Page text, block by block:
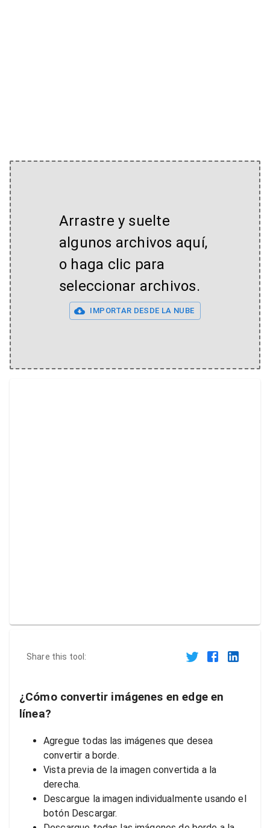
Arrastre y suelte
algunos archivos aquí,
o haga clic para
seleccionar archivos.
IMPORTAR DESDE LA NUBE
Share this tool:
¿Cómo convertir imágenes en edge en
línea?
Agregue todas las imágenes que desea
convertir a borde.
Vista previa de la imagen convertida a la
derecha.
Descargue la imagen individualmente usando el
botón Descargar.